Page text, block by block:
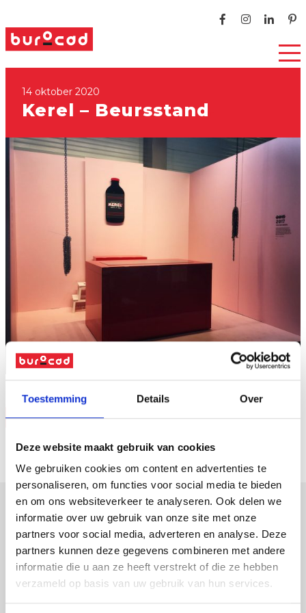
Toestemming Details Over
Deze website maakt gebruik van cookies
We gebruiken cookies om content en advertenties te
personaliseren, om functies voor social media te bieden
en om ons websiteverkeer te analyseren. Ook delen we
informatie over uw gebruik van onze site met onze
partners voor social media, adverteren en analyse. Deze
partners kunnen deze gegevens combineren met andere
informatie die u aan ze heeft verstrekt of die ze hebben
verzameld op basis van uw gebruik van hun services.
14 oktober 2020
Kerel – Beursstand
Naar overzicht
Vraag offerte
verpakkingen
displays
promotiemateriaal